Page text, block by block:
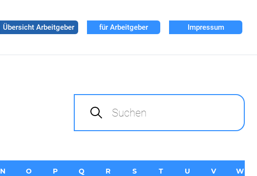
Übersicht Arbeitgeber für Arbeitgeber Impressum
Suchen
N O P Q R S T U V W